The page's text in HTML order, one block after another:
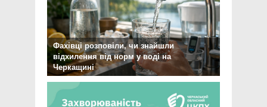
Фахівці розповіли, чи знайшли
відхилення від норм у воді на
Черкащині